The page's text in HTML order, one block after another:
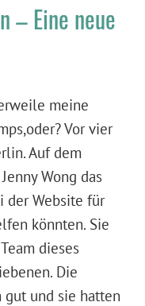
– Eine neue
meine
Vor vier
Auf dem
Wong das
der Website für
könnten. Sie
dieses
Die
und sie hatten